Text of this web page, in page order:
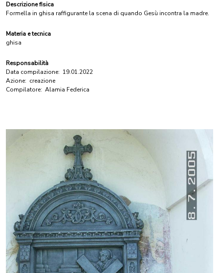
Descrizione fisica
Formella in ghisa raffigurante la scena di quando Gesù incontra la madre.
Materia e tecnica
ghisa
Responsabilità
Data compilazione: 19.01.2022
Azione: creazione
Compilatore: Alamia Federica